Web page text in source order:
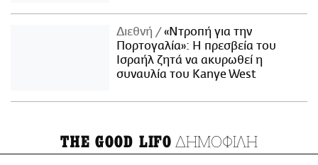
Διεθνή
«Ντροπή για την
Πορτογαλία»: Η πρεσβεία του
Ισραήλ ζητά να ακυρωθεί η
συναυλία του Kanye West
THE GOOD LIFO ΔΗΜΟΦΙΛΗ